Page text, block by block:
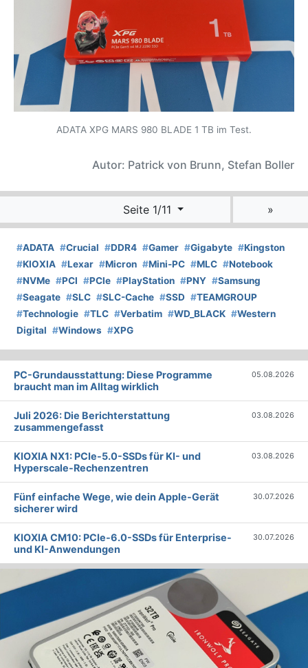
ADATA XPG MARS 980 BLADE 1 TB im Test.
Autor: Patrick von Brunn, Stefan Boller
Seite 1/11 »
#ADATA #Crucial #DDR4 #Gamer #Gigabyte #Kingston
#KIOXIA #Lexar #Micron #Mini-PC #MLC #Notebook
#NVMe #PCI #PCIe #PlayStation #PNY #Samsung
#Seagate #SLC #SLC-Cache #SSD #TEAMGROUP
#Technologie #TLC #Verbatim #WD_BLACK #Western
Digital #Windows #XPG
PC-Grundausstattung: Diese Programme
braucht man im Alltag wirklich
05.08.2026
Juli 2026: Die Bericht­erstattung
zusammengefasst
03.08.2026
KIOXIA NX1: PCIe-5.0-SSDs für KI- und
Hyperscale-Rechenzentren
03.08.2026
Fünf einfache Wege, wie dein Apple-Gerät
sicherer wird
30.07.2026
KIOXIA CM10: PCIe-6.0-SSDs für Enterprise-
und KI-Anwendungen
30.07.2026